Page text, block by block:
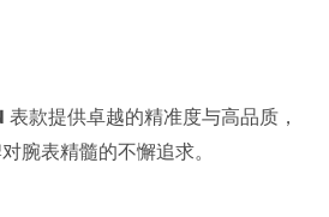
表款提供卓越的精准度与高品质，
腕表精髓的不懈追求。